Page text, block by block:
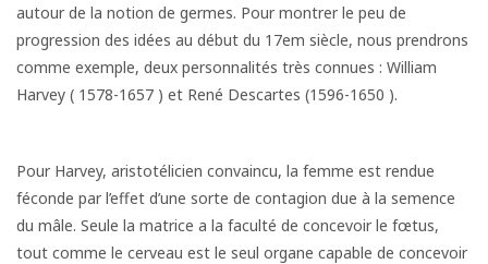
autour de la notion de germes. Pour montrer le peu de
progression des idées au début du 17em siècle, nous prendrons
comme exemple, deux personnalités très connues : William
Harvey ( 1578-1657 ) et René Descartes (1596-1650 ).
Pour Harvey, aristotélicien convaincu, la femme est rendue
féconde par l’effet d’une sorte de contagion due à la semence
du mâle. Seule la matrice a la faculté de concevoir le fœtus,
tout comme le cerveau est le seul organe capable de concevoir